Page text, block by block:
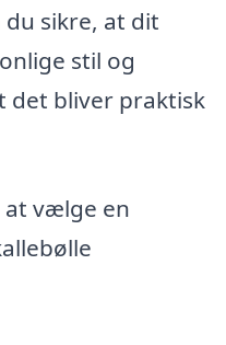
sikre, at dit
stil og
det bliver praktisk
at vælge en